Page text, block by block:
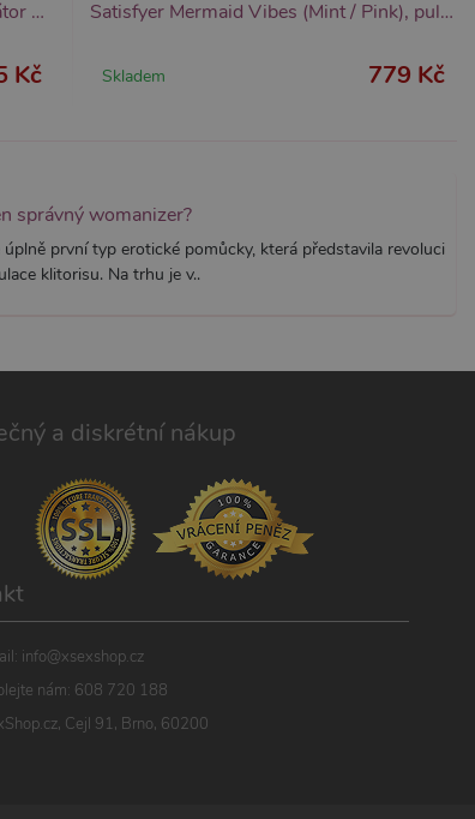
Satisfyer Pocket Pro 1 (Purple), pulzátor na klitoris
Kč
Satisfyer Mermaid Vibes (Mint / Pink), pulzátor na klitoris
Skladem 779 Kč
správný womanizer?
první typ erotické pomůcky, která představila revoluci
klitorisu. Na trhu je v..
a diskrétní nákup
info@xsexshop.cz
nám: 608 720 188
Cejl 91, Brno, 60200